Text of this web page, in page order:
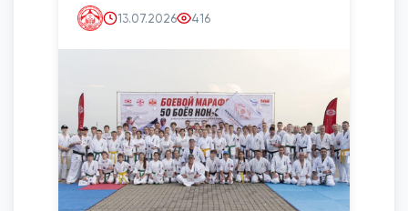
13.07.2026 416